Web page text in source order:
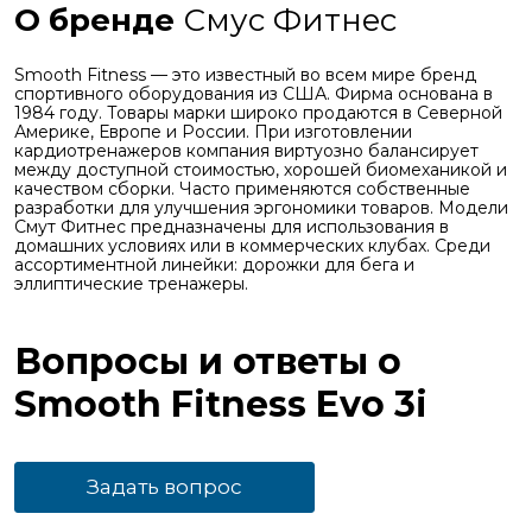
О бренде Смус Фитнес
Smooth Fitness — это известный во всем мире бренд
спортивного оборудования из США. Фирма основана в
1984 году. Товары марки широко продаются в Северной
Америке, Европе и России. При изготовлении
кардиотренажеров компания виртуозно балансирует
между доступной стоимостью, хорошей биомеханикой и
качеством сборки. Часто применяются собственные
разработки для улучшения эргономики товаров. Модели
Смут Фитнес предназначены для использования в
домашних условиях или в коммерческих клубах. Среди
ассортиментной линейки: дорожки для бега и
эллиптические тренажеры.
Вопросы и ответы о
Smooth Fitness Evo 3i
Задать вопрос